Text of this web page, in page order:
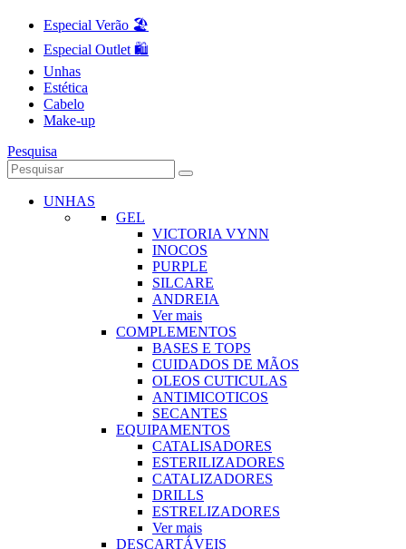
Especial Verão 🏖️
Especial Outlet 🛍️
Unhas
Estética
Cabelo
Make-up
Pesquisa
UNHAS
GEL
VICTORIA VYNN
INOCOS
PURPLE
SILCARE
ANDREIA
Ver mais
COMPLEMENTOS
BASES E TOPS
CUIDADOS DE MÃOS
OLEOS CUTICULAS
ANTIMICOTICOS
SECANTES
EQUIPAMENTOS
CATALISADORES
ESTERILIZADORES
CATALIZADORES
DRILLS
ESTRELIZADORES
Ver mais
DESCARTÁVEIS